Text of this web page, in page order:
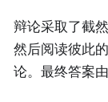
辩论采取了截
然后阅读彼此
论。最终答案